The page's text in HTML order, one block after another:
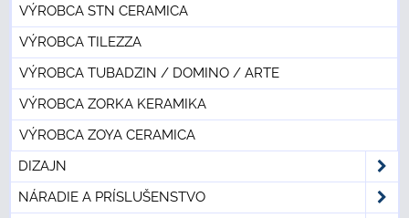
VÝROBCA STN CERAMICA
VÝROBCA TILEZZA
VÝROBCA TUBADZIN / DOMINO / ARTE
VÝROBCA ZORKA KERAMIKA
VÝROBCA ZOYA CERAMICA
DIZAJN
NÁRADIE A PRÍSLUŠENSTVO